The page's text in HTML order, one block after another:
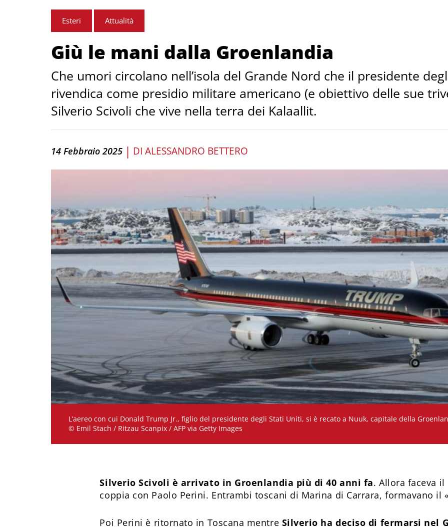
Esteri Attualità
Giù le mani dalla Groenlandia
Che umori circolano nell’isola del Grande Nord che il presidente
rivendica come presidio militare americano (e obiettivo delle sue
Silverio Scivoli che vive nella terra dei Kalaallit.
14 Febbraio 2025 | DI ALESSANDRO BETTERO
L’aereo con cui Donald Trump Jr., figlio del presidente degli Stati Uniti, si è recato a Nuuk, capitale della
© Emil Stach / Ritzau Scanpix / AFP via Getty Images
Silverio Scivoli è arrivato in Groenlandia più di 40 anni fa. Allora faceva
coppia con Paolo Perini. Entrambi toscani di Marina di Carrara, formavano il
Poi Perini è ritornato in Toscana mentre Silverio ha deciso di fermarsi nel